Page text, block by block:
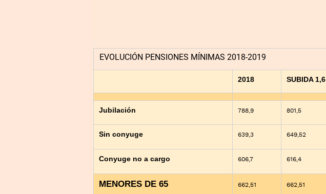
EVOLUCIÓN PENSIONES MÍNIMAS 2018-2019
2018 SUBIDA 1,6
Jubilación 788,9 801,5
Sin conyuge 639,3 649,52
Conyuge no a cargo 606,7 616,4
MENORES DE 65 662,51 662,51